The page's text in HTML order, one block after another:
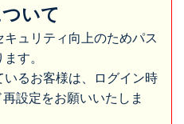
いて
ュリティ向上のためパス
す。
るお客様は、ログイン時
設定をお願いいたしま